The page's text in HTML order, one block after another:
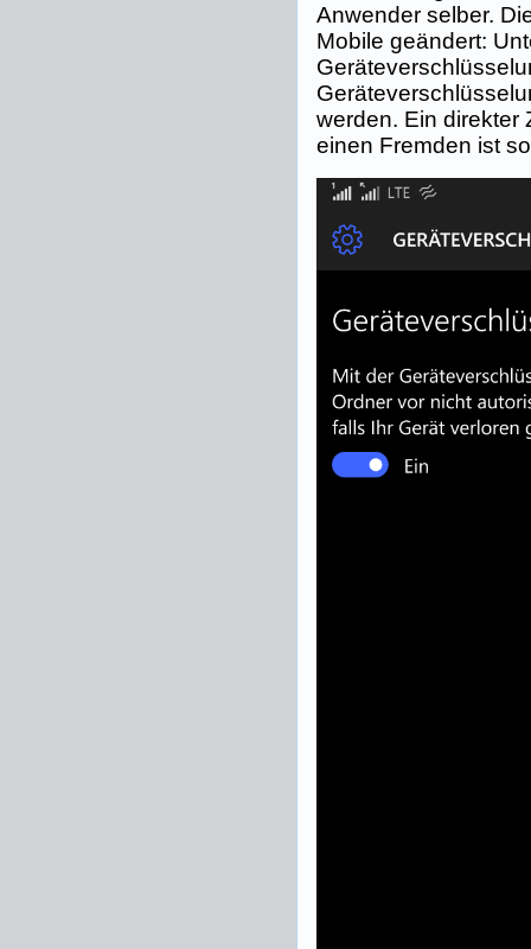
Anwender selber.
Mobile geändert:
werden. Ein direkter
einen Fremden ist